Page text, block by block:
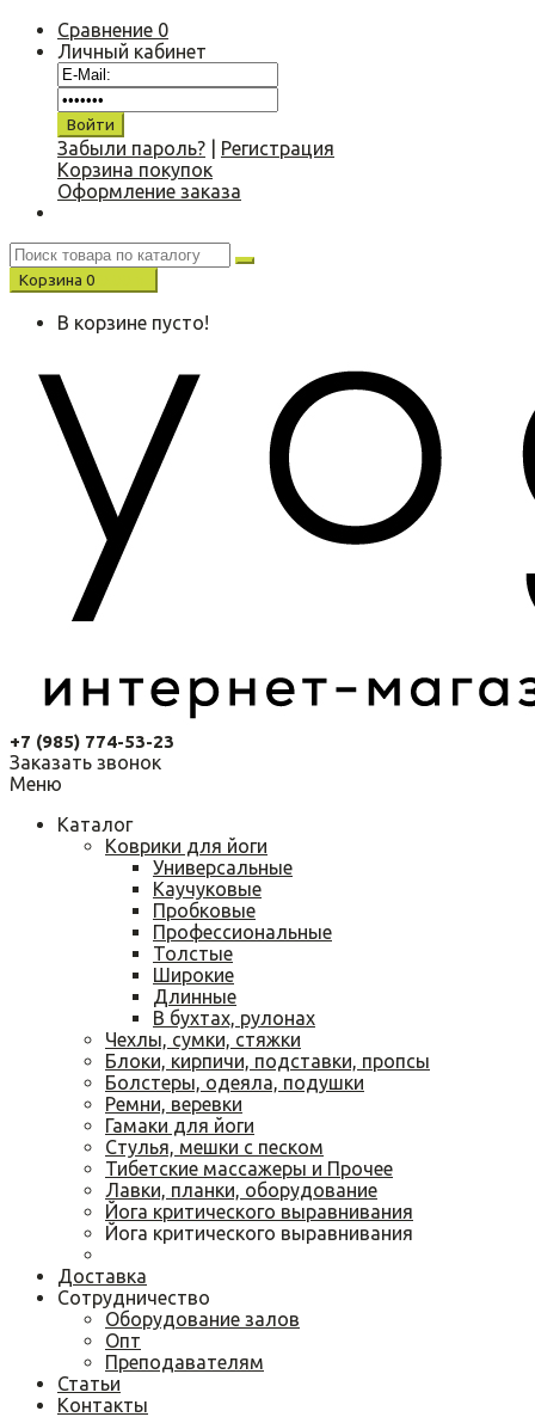
Сравнение 0
Личный кабинет
Забыли пароль?
Регистрация
Корзина покупок
Оформление заказа
Корзина 0
В корзине пусто!
+7 (985) 774-53-23
Заказать звонок
Меню
Каталог
Коврики для йоги
Универсальные
Каучуковые
Пробковые
Профессиональные
Толстые
Широкие
Длинные
В бухтах, рулонах
Чехлы, сумки, стяжки
Блоки, кирпичи, подставки, пропсы
Болстеры, одеяла, подушки
Ремни, веревки
Гамаки для йоги
Cтулья, мешки с песком
Тибетские массажеры и Прочее
Лавки, планки, оборудование
Йога критического выравнивания
Йога критического выравнивания
Доставка
Сотрудничество
Оборудование залов
Опт
Преподавателям
Статьи
Контакты